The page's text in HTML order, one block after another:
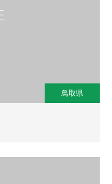
鳥取県